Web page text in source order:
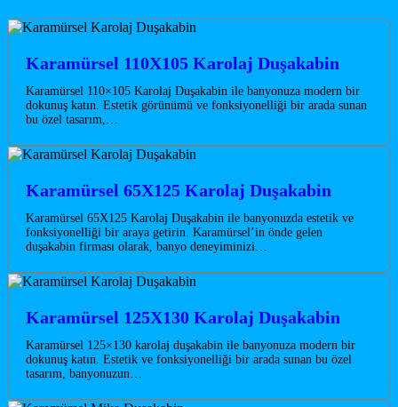
Karamürsel 110X105 Karolaj Duşakabin
Karamürsel 110×105 Karolaj Duşakabin ile banyonuza modern bir
dokunuş katın. Estetik görünümü ve fonksiyonelliği bir arada sunan
bu özel tasarım,…
Karamürsel 65X125 Karolaj Duşakabin
Karamürsel 65X125 Karolaj Duşakabin ile banyonuzda estetik ve
fonksiyonelliği bir araya getirin. Karamürsel’in önde gelen
duşakabin firması olarak, banyo deneyiminizi…
Karamürsel 125X130 Karolaj Duşakabin
Karamürsel 125×130 karolaj duşakabin ile banyonuza modern bir
dokunuş katın. Estetik ve fonksiyonelliği bir arada sunan bu özel
tasarım, banyonuzun…